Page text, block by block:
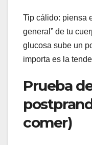
Tip cálido: piensa
general” de tu
glucosa sube un
importa es la
Prueba
comer)